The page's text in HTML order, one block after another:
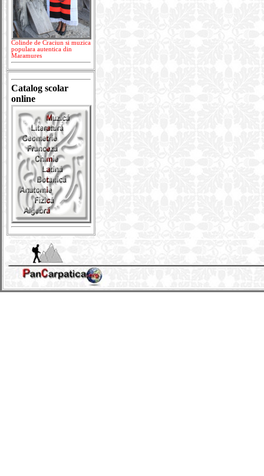
Colinde de Craciun si muzica
populara autentica din
Maramures
Catalog scolar
online